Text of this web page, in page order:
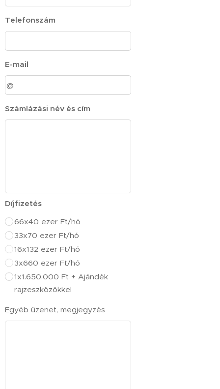
Telefonszám
E-mail
Számlázási név és cím
Díjfizetés
66x40 ezer Ft/hó
33x70 ezer Ft/hó
16x132 ezer Ft/hó
3x660 ezer Ft/hó
1x1.650.000 Ft + Ajándék
rajzeszközökkel
Egyéb üzenet, megjegyzés